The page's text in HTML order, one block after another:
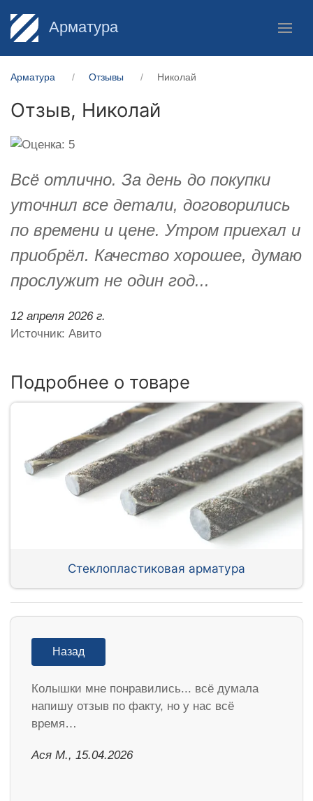
Арматура
Арматура Отзывы Николай
Отзыв, Николай
Всё отлично. За день до покупки
уточнил все детали, договорились
по времени и цене. Утром приехал и
приобрёл. Качество хорошее, думаю
прослужит не один год...
12 апреля 2026 г.
Источник: Авито
Подробнее о товаре
Стеклопластиковая арматура
Назад
Колышки мне понравились... всё думала
напишу отзыв по факту, но у нас всё
время…
Ася М., 15.04.2026